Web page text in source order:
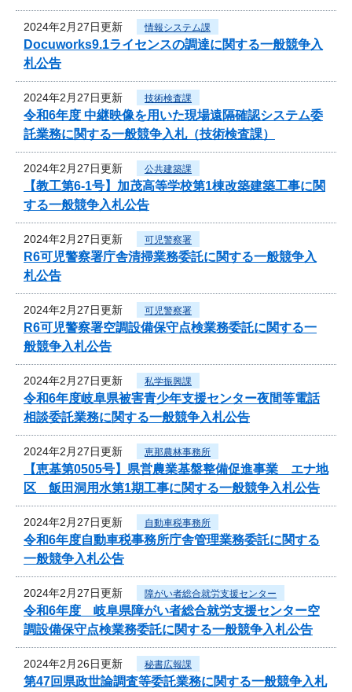
2024年2月27日更新 情報システム課
Docuworks9.1ライセンスの調達に関する一般競争入
札公告
2024年2月27日更新 技術検査課
令和6年度 中継映像を用いた現場遠隔確認システム委
託業務に関する一般競争入札（技術検査課）
2024年2月27日更新 公共建築課
【教工第6-1号】加茂高等学校第1棟改築建築工事に関
する一般競争入札公告
2024年2月27日更新 可児警察署
R6可児警察署庁舎清掃業務委託に関する一般競争入
札公告
2024年2月27日更新 可児警察署
R6可児警察署空調設備保守点検業務委託に関する一
般競争入札公告
2024年2月27日更新 私学振興課
令和6年度岐阜県被害青少年支援センター夜間等電話
相談委託業務に関する一般競争入札公告
2024年2月27日更新 恵那農林事務所
【恵基第0505号】県営農業基盤整備促進事業 エナ地
区 飯田洞用水第1期工事に関する一般競争入札公告
2024年2月27日更新 自動車税事務所
令和6年度自動車税事務所庁舎管理業務委託に関する
一般競争入札公告
2024年2月27日更新 障がい者総合就労支援センター
令和6年度 岐阜県障がい者総合就労支援センター空
調設備保守点検業務委託に関する一般競争入札公告
2024年2月26日更新 秘書広報課
第47回県政世論調査等委託業務に関する一般競争入札